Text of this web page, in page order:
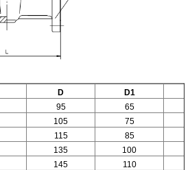
D
D1
95
65
105
75
115
85
135
100
145
110